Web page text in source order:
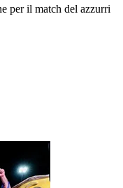
per il match del azzurri